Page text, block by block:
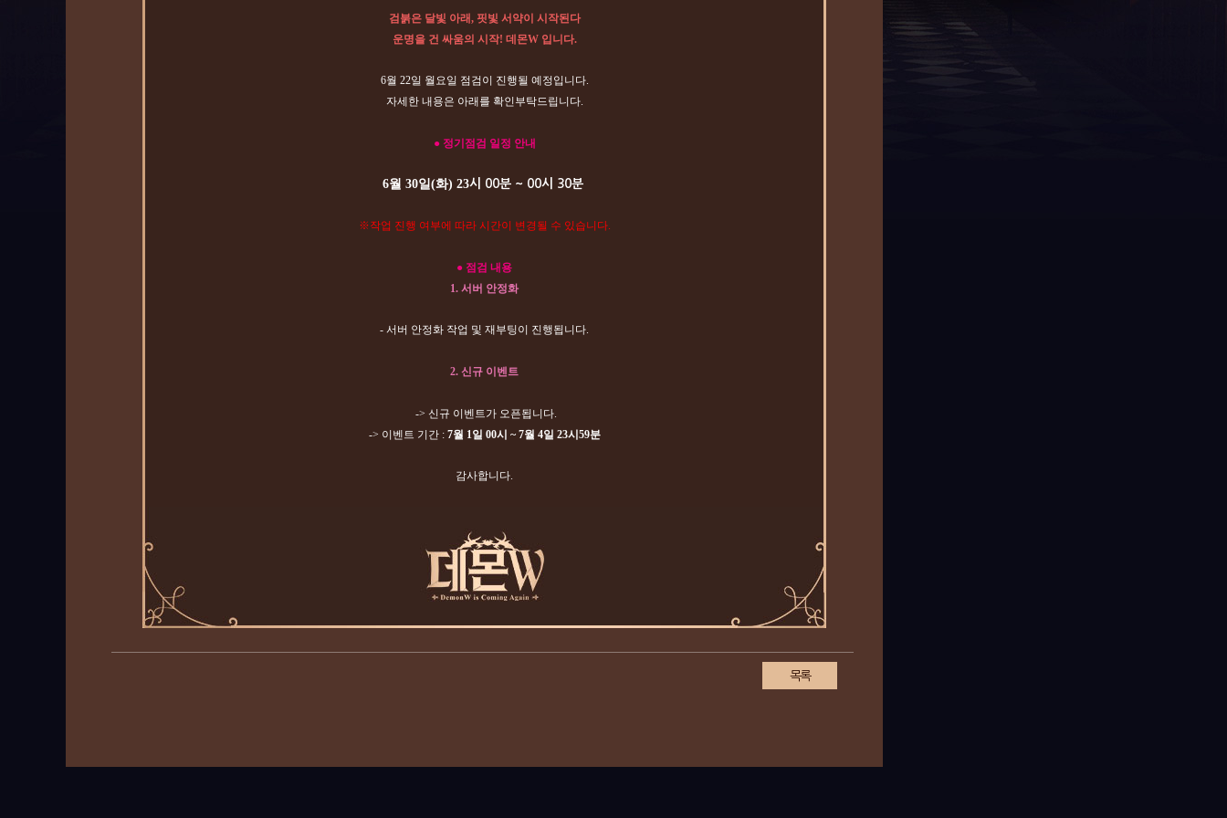
검붉은 달빛 아래, 핏빛 서약이 시작된다
운명을 건 싸움의 시작! 데몬W 입니다.
6월 22일 월요일 점검이 진행될 예정입니다.
자세한 내용은 아래를 확인부탁드립니다.
● 정기점검 일정 안내
6월 30일(화) 23시 00분 ~ 00시 30분
※작업 진행 여부에 따라 시간이 변경될 수 있습니다.
● 점검 내용
1. 서버 안정화
- 서버 안정화 작업 및 재부팅이 진행됩니다.
2. 신규 이벤트
-> 신규 이벤트가 오픈됩니다.
-> 이벤트 기간 :7월 1일 00시 ~ 7월 4일 23시59분
감사합니다.
목록